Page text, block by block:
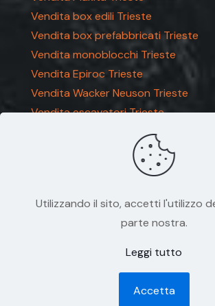
Vendita box edili Trieste
Vendita box prefabbricati Trieste
Vendita monoblocchi Trieste
Vendita Epiroc Trieste
Vendita Wacker Neuson Trieste
Vendita escavatori Trieste
827045 – Fax 040 830688 P.IVA
Utilizzando il sito, accetti l'utilizzo
parte nostra.
Leggi tutto
Accetta